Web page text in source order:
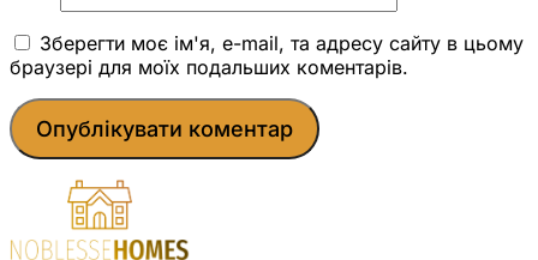
Зберегти моє ім'я, e-mail, та адресу сайту в цьому
браузері для моїх подальших коментарів.